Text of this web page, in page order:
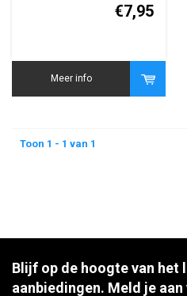
Inbouw Stopcontact)
€7,95
Meer info
Toon 1 - 1 van 1
Blijf op de hoogte van het
aanbiedingen. Meld je